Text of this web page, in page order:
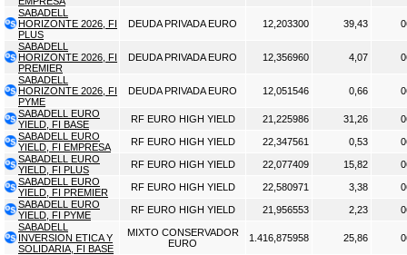
SABADELL
HORIZONTE 2026, FI
PLUS
DEUDA PRIVADA EURO 12,203300 39,43
SABADELL
HORIZONTE 2026, FI
PREMIER
DEUDA PRIVADA EURO 12,356960 4,07
SABADELL
HORIZONTE 2026, FI
PYME
DEUDA PRIVADA EURO 12,051546 0,66
SABADELL EURO
YIELD, FI BASE
RF EURO HIGH YIELD 21,225986 31,26
SABADELL EURO
YIELD, FI EMPRESA
RF EURO HIGH YIELD 22,347561 0,53
SABADELL EURO
YIELD, FI PLUS
RF EURO HIGH YIELD 22,077409 15,82
SABADELL EURO
YIELD, FI PREMIER
RF EURO HIGH YIELD 22,580971 3,38
SABADELL EURO
YIELD, FI PYME
RF EURO HIGH YIELD 21,956553 2,23
SABADELL
INVERSION ETICA Y
SOLIDARIA, FI BASE
MIXTO CONSERVADOR
EURO
1.416,875958 25,86